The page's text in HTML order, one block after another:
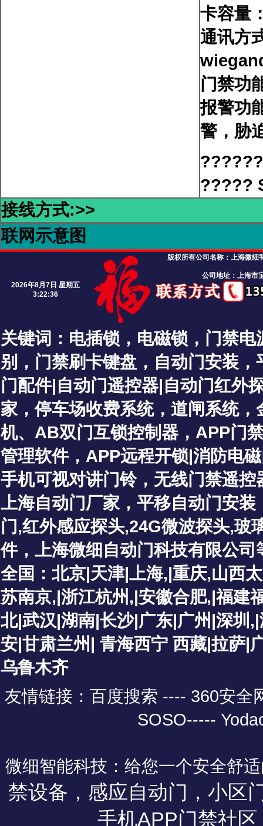
卡容量
通讯方
门禁功
报警功
警，胁
?????
接线方式:>>
联网示意图
2026年8月7日 星期五
3:22:37
版权所有公司名称： 上海微细
公司地址：上海市
关键词： 电插锁 ， 电磁锁 ， 门禁电
别 ， 门禁刷卡键盘 ， 自动门安装 ，
门配件|自动门遥控器|自动门红外
家 ，停车场收费系统，道闸系统，
机、 AB双门互锁控制器 ， APP门
管理软件， APP远程开锁|消防电
手机可视对讲门铃， 无线门禁遥控
上海自动门厂家 ， 平移自动门安装
门,红外感应探头,24G微波探头,玻
件，上海微细自动门科技有限公司
全国：北京|天津|上海,|重庆,山西
苏南京,|浙江杭州,|安徽合肥,|福建
北|武汉|湖南|长沙|广东|广州|深圳
安|甘肃兰州| 青海西宁 西藏|拉萨|
乌鲁木齐
友情链接：百度搜索 ---- 360安全
SOSO-----
微细智能科技：给您一个安全舒
禁设备，感应自动门，小区
手机APP门禁社